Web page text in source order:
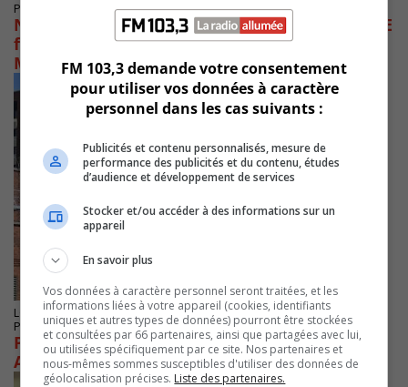
Publié le 9 novembre 2022 à 07h00
Nouvelle convention collective : La FIQ-SPSME
fait connaitre ses demandes au CISSS
Montérégie-Est
LONGUEUIL
Publié le 28 septembre 2022 à 12h16
Pas de nouveau cas de porteur du Candida
Auris dépisté à Longueuil
FM 103,3 demande votre consentement
pour utiliser vos données à caractère
personnel dans les cas suivants :
Publicités et contenu personnalisés, mesure de
performance des publicités et du contenu, études
d’audience et développement de services
Stocker et/ou accéder à des informations sur un
appareil
En savoir plus
Vos données à caractère personnel seront traitées, et les
informations liées à votre appareil (cookies, identifiants
uniques et autres types de données) pourront être stockées
et consultées par 66 partenaires, ainsi que partagées avec lui,
ou utilisées spécifiquement par ce site. Nos partenaires et
nous-mêmes sommes susceptibles d'utiliser des données de
géolocalisation précises. Liste des partenaires.